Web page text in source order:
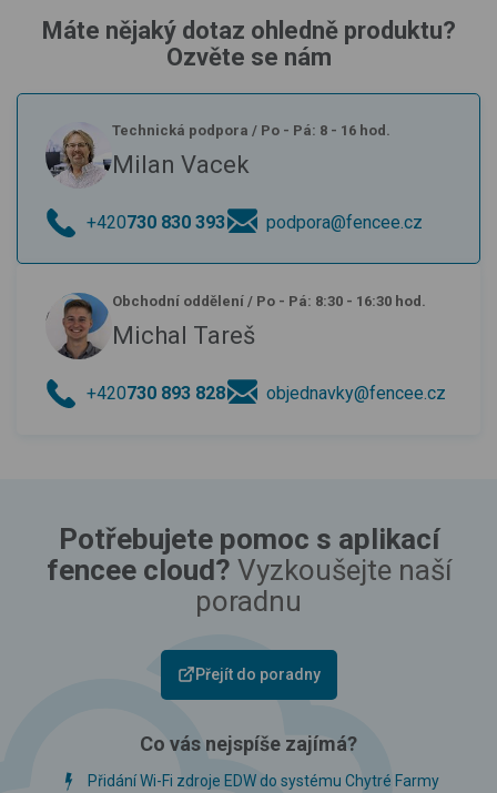
Máte nějaký dotaz ohledně produktu?
Ozvěte se nám
Technická podpora / Po - Pá: 8 - 16 hod.
Milan Vacek
+420730 830 393 podpora@fencee.cz
Obchodní oddělení / Po - Pá: 8:30 - 16:30 hod.
Michal Tareš
+420730 893 828 objednavky@fencee.cz
Potřebujete pomoc s aplikací
fencee cloud? Vyzkoušejte naší
poradnu
Přejít do poradny
Co vás nejspíše zajímá?
Přidání Wi-Fi zdroje EDW do systému Chytré Farmy